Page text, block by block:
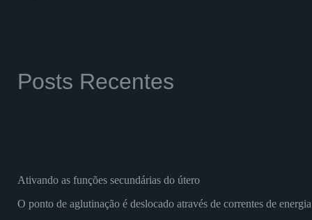
Posts Recentes
Ativando as funções secundárias do útero
O ponto de aglutinação é deslocado através de correntes de energia